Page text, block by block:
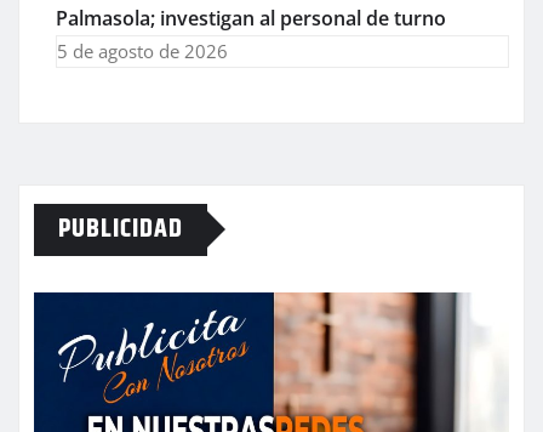
Palmasola; investigan al personal de turno
5 de agosto de 2026
PUBLICIDAD